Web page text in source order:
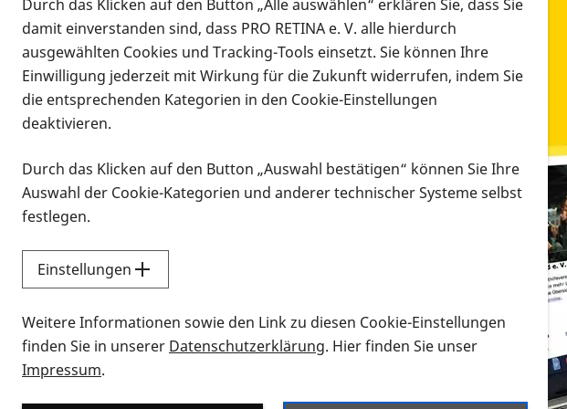
Infomaterial
Infomaterial
Vorlesen
Alle Infomaterialien in
Sie möchten wissen, wie Sie nach Infonmaterial suchen
Durch das Klicken auf den Button „Alle auswählen“ erklären Sie, dass Sie
damit einverstanden sind, dass PRO RETINA e. V. alle hierdurch
ausgewählten Cookies und Tracking-Tools einsetzt. Sie können Ihre
Einwilligung jederzeit mit Wirkung für die Zukunft widerrufen, indem Sie
die entsprechenden Kategorien in den Cookie-Einstellungen
deaktivieren.
Durch das Klicken auf den Button „Auswahl bestätigen“ können Sie Ihre
Auswahl der Cookie-Kategorien und anderer technischer Systeme selbst
festlegen.
Einstellungen
Weitere Informationen sowie den Link zu diesen Cookie-Einstellungen
finden Sie in unserer Datenschutzerklärung. Hier finden Sie unser
Impressum.